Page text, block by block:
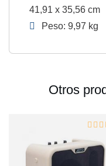
41,91 x 35,56 cm
Peso: 9,97 kg
Otros